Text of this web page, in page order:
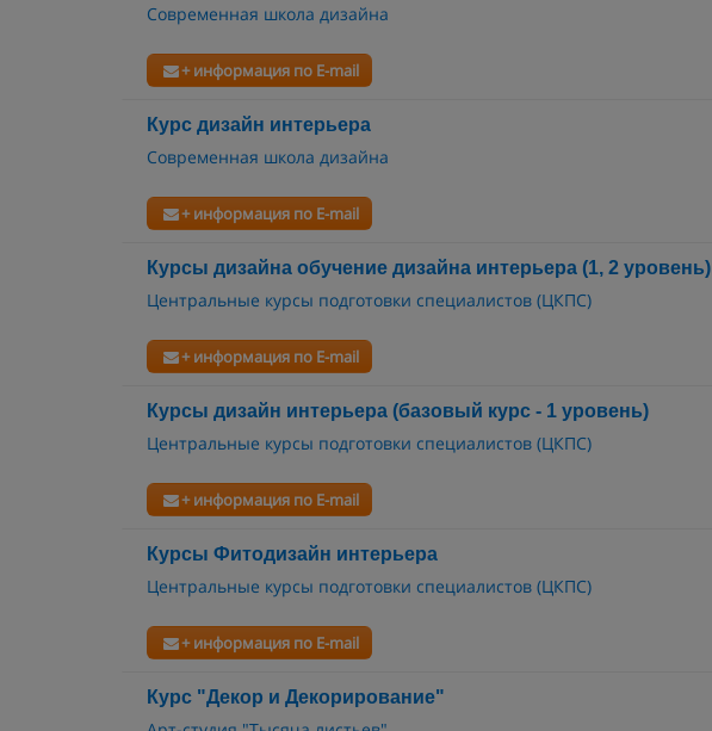
Современная школа дизайна
+ информация по E-mail
Курс дизайн интерьера
Современная школа дизайна
+ информация по E-mail
Курсы дизайна обучение дизайна интерьера (1, 2 уровень)
Центральные курсы подготовки специалистов (ЦКПС)
+ информация по E-mail
Курсы дизайн интерьера (базовый курс - 1 уровень)
Центральные курсы подготовки специалистов (ЦКПС)
+ информация по E-mail
Курсы Фитодизайн интерьера
Центральные курсы подготовки специалистов (ЦКПС)
+ информация по E-mail
Курс "Декор и Декорирование"